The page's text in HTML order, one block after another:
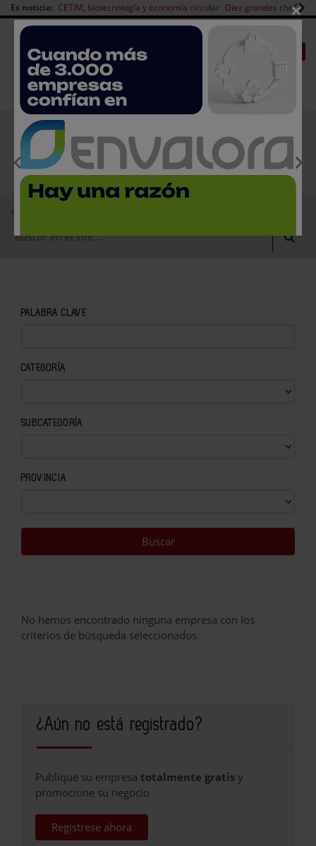
Es noticia: CETIM, biotecnología y economía circular Diez grandes chefs
Redes Sociales
Es noticia
| CANAL EMPLEO Login empresas Registro
PALABRA CLAVE
CATEGORÍA
SUBCATEGORÍA
PROVINCIA
No hemos encontrado ninguna empresa con los
criterios de búsqueda seleccionados.
¿Aún no está registrado?
Publique su empresa totalmente gratis y
promocione su negocio
Regístrese ahora
×